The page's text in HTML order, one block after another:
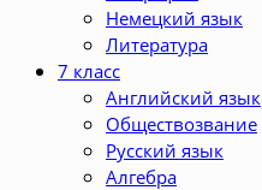
Немецкий язык
Литература
7 класс
Английский язык
Обществозвание
Русский язык
Алгебра